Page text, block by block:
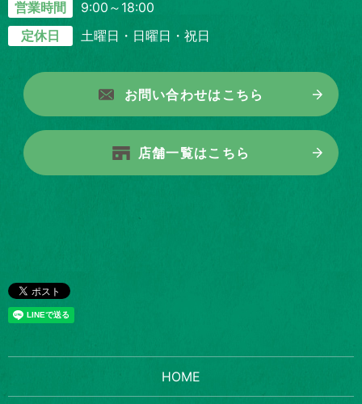
営業時間
9:00～18:00
定休日
土曜日・日曜日・祝日
お問い合わせはこちら
店舗一覧はこちら
HOME